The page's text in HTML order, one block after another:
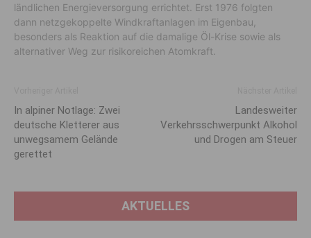
ländlichen Energieversorgung errichtet. Erst 1976 folgten
dann netzgekoppelte Windkraftanlagen im Eigenbau,
besonders als Reaktion auf die damalige Öl-Krise sowie als
alternativer Weg zur risikoreichen Atomkraft.
In alpiner Notlage: Zwei
deutsche Kletterer aus
unwegsamem Gelände
gerettet
Landesweiter
Verkehrsschwerpunkt Alkohol
und Drogen am Steuer
AKTUELLES